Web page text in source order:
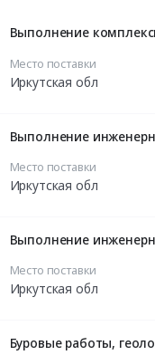
Выполнение
Место поставки
Иркутская обл
Выполнение
Место поставки
Иркутская обл
Выполнение
Место поставки
Иркутская обл
Буровые работы,